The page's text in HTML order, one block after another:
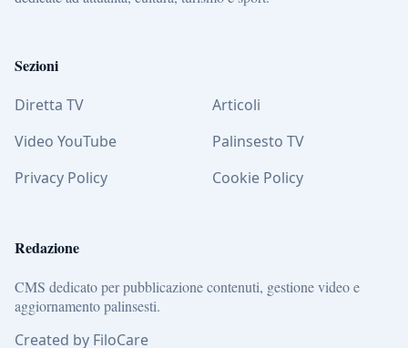
Sezioni
Diretta TV
Articoli
Video YouTube
Palinsesto TV
Privacy Policy
Cookie Policy
Redazione
CMS dedicato per pubblicazione contenuti, gestione video e
aggiornamento palinsesti.
Created by FiloCare